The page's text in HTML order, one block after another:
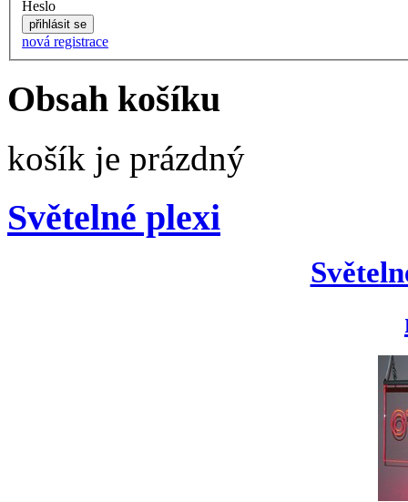
Heslo
nová registrace
Obsah košíku
košík je prázdný
Světelné plexi